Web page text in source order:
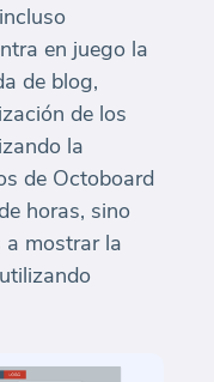
en juego la
de blog,
de los
la
de Octoboard
horas, sino
mostrar la